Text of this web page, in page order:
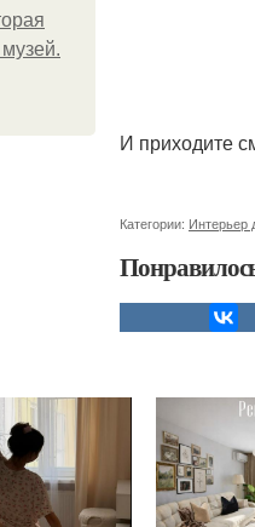
И приходите
Категории: Интерьер